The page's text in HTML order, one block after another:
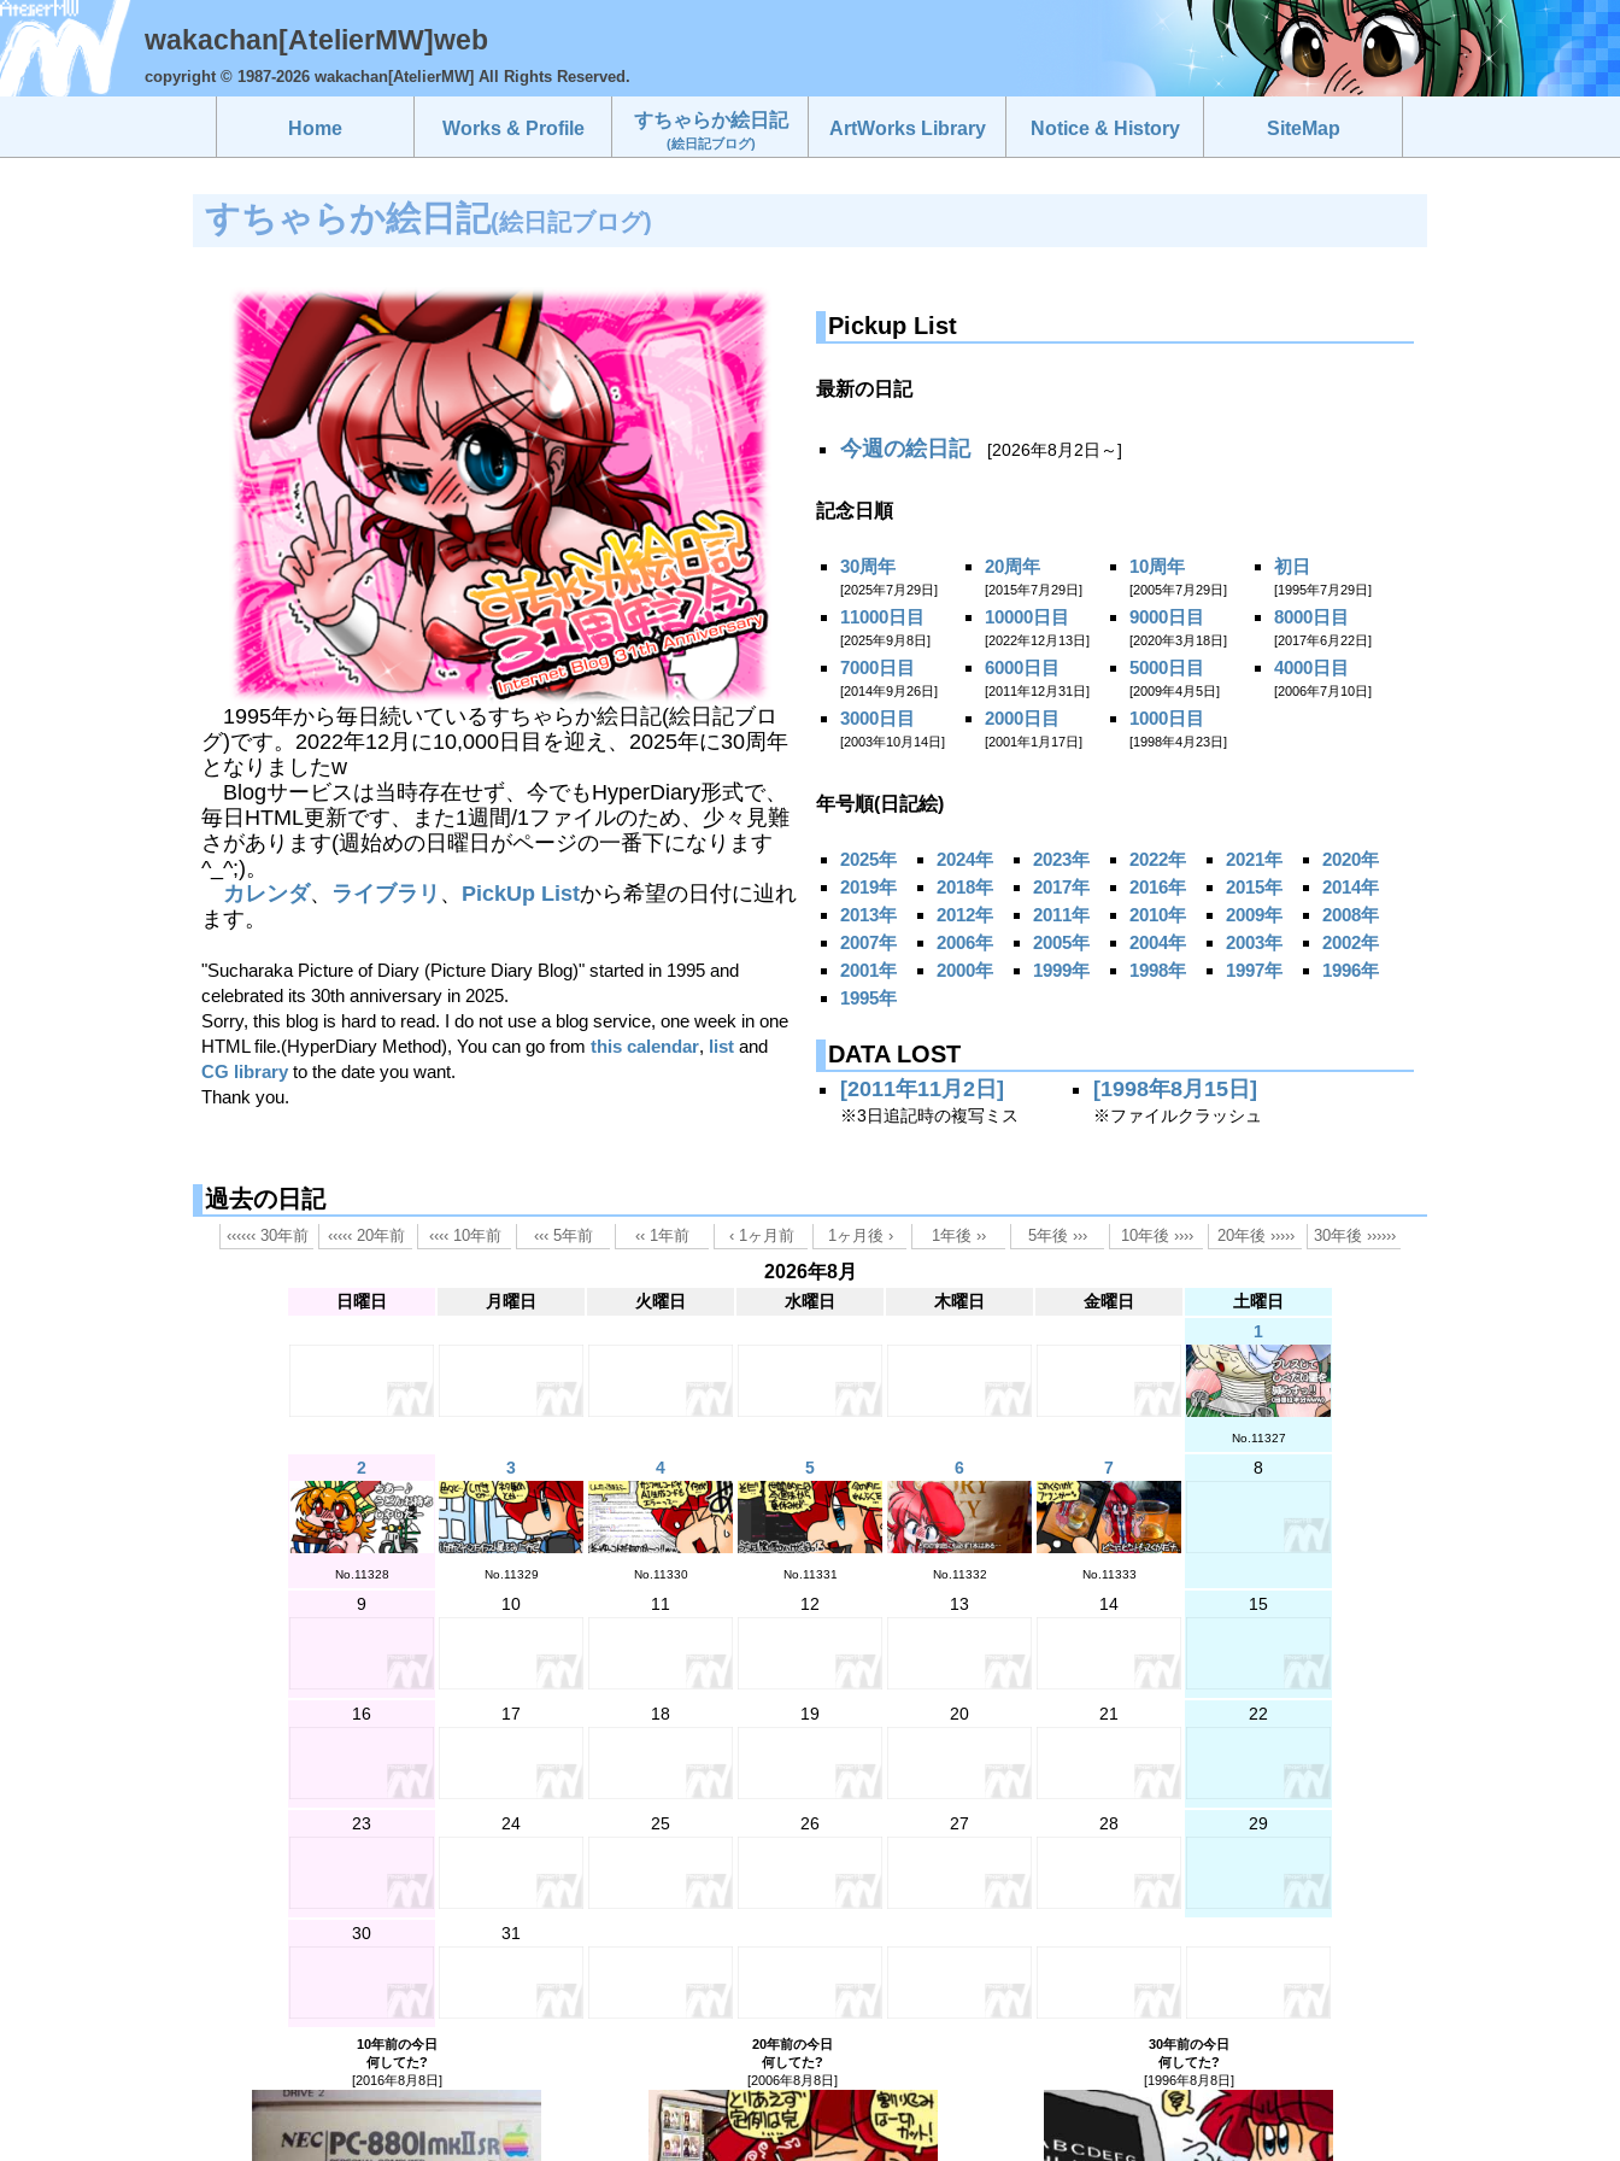
wakachan[AtelierMW]web
copyright © 1987-2026 wakachan[AtelierMW] All Rights Reserved.
Home Works & Profile すちゃらか絵日記
(絵日記ブログ)
ArtWorks Library Notice & History SiteMap
すちゃらか絵日記(絵日記ブログ)
1995年から毎日続いているすちゃらか絵日記(絵日記ブロ
グ)です。2022年12月に10,000日目を迎え、2025年に30周年
となりましたw
Blogサービスは当時存在せず、今でもHyperDiary形式で、
毎日HTML更新です、また1週間/1ファイルのため、少々見難
さがあります(週始めの日曜日がページの一番下になります
^_^;)。
カレンダ、 ライブラリ 、 PickUp Listから希望の日付に辿れ
ます。
"Sucharaka Picture of Diary (Picture Diary Blog)" started in 1995 and
celebrated its 30th anniversary in 2025.
Sorry, this blog is hard to read. I do not use a blog service, one week in one
HTML file.(HyperDiary Method), You can go from this calendar, list and
CG library to the date you want.
Thank you.
Pickup List
最新の日記
今週の絵日記 [2026年8月2日～]
記念日順
30周年
[2025年7月29日]
20周年
[2015年7月29日]
10周年
[2005年7月29日]
初日
[1995年7月29日]
11000日目
[2025年9月8日]
10000日目
[2022年12月13日]
9000日目
[2020年3月18日]
8000日目
[2017年6月22日]
7000日目
[2014年9月26日]
6000日目
[2011年12月31日]
5000日目
[2009年4月5日]
4000日目
[2006年7月10日]
3000日目
[2003年10月14日]
2000日目
[2001年1月17日]
1000日目
[1998年4月23日]
年号順(日記絵)
2025年 2024年 2023年 2022年 2021年
2020年
2019年
2018年 2017年 2016年 2015年
2014年
2013年
2012年 2011年 2010年 2009年
2008年
2007年
2006年 2005年 2004年 2003年
2002年
2001年
2000年 1999年 1998年 1997年
1996年
1995年
DATA LOST
[2011年11月2日]
※3日追記時の複写ミス
[1998年8月15日]
※ファイルクラッシュ
過去の日記
2026年8月
日曜日 月曜日 火曜日 水曜日 木曜日 金曜日
土曜日
1
No.11327
2
No.11328
3
No.11329
4
No.11330
5
No.11331
6
No.11332
7
No.11333
8
9 10 11 12 13 14 15
16 17 18 19 20 21 22
23 24 25 26 27 28 29
30 31
10年前の今日
何してた?
[2016年8月8日]
20年前の今日
何してた?
[2006年8月8日]
30年前の今日
何してた?
[1996年8月8日]